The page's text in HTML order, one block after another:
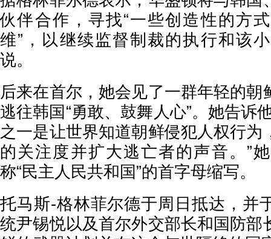
伙伴合作，寻找“一些创造性的方
维”，以继续监督制裁的执行和该
说。
后来在首尔，她会见了一群年轻的朝
逃往韩国“勇敢、鼓舞人心”。她告诉
之一是让世界知道朝鲜侵犯人权行为
的关注度并扩大逃亡者的声音。”
称“民主人民共和国”的首字母缩写。
托马斯-格林菲尔德于周日抵达，并
统尹锡悦以及首尔外交部长和国防部